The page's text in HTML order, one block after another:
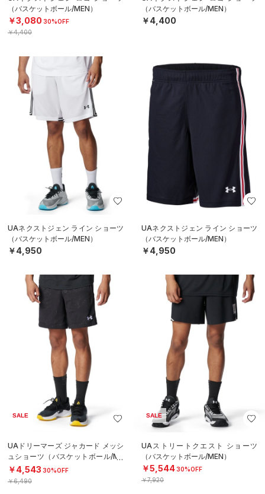
（バスケットボール/MEN）
￥3,080 30%OFF
￥4,400
（バスケットボール/MEN）
￥4,400
UAネクストジェン ライン ショーツ
（バスケットボール/MEN）
￥4,950
UAネクストジェン ライン ショーツ
（バスケットボール/MEN）
￥4,950
SALE
UAドリーマーズ ジャカード メッシ
ュショーツ（バスケットボール/ME
N）
￥4,543 30%OFF
￥6,490
SALE
UAストリートクエスト ショーツ
（バスケットボール/MEN）
￥5,54430%OFF
￥7,920